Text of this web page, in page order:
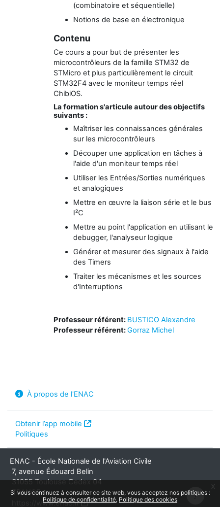
(combinatoire et séquentielle)
Notions de base en électronique
Contenu
Ce cours a pour but de présenter les
microcontrôleurs de la famille STM32 de
STMicro et plus particulièrement le circuit
STM32F4 avec le moniteur temps réel
ChibiOS.
La formation s'articule autour des objectifs
suivants :
Maîtriser les connaissances générales
sur les microcontrôleurs
Découper une application en tâches à
l'aide d'un moniteur temps réel
Utiliser les Entrées/Sorties numériques
et analogiques
Mettre en œuvre la liaison série et le bus
I²C
Mettre au point l'application en utilisant le
debugger, l'analyseur logique
Générer et mesurer des signaux à l'aide
des Timers
Traiter les mécanismes et les sources
d'Interruptions
Professeur référent: BUSTICO Alexandre
Professeur référent:Gorraz Michel
À propos de l'ENAC
Obtenir l’app mobile
Politiques
ENAC - École Nationale de l'Aviation Civile
7, avenue Édouard Belin
31055 Toulouse Cedex 04
FRANCE
https://www.enac.fr
Si vous continuez à consulter ce site web, vous acceptez nos politiques :
Politique de confidentialité Politique des cookies
x